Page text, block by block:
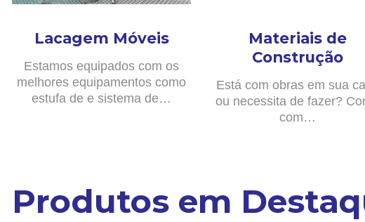
Lacagem Móveis
Estamos equipados com os
melhores equipamentos como
estufa de e sistema de…
Materiais de
Construção
Está com obras em sua
ou necessita de fazer?
com…
Produtos em